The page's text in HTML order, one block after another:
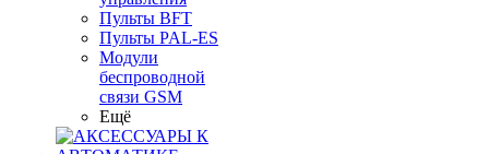
Пульты BFT
Пульты PAL-ES
Модули
беспроводной
связи GSM
Ещё